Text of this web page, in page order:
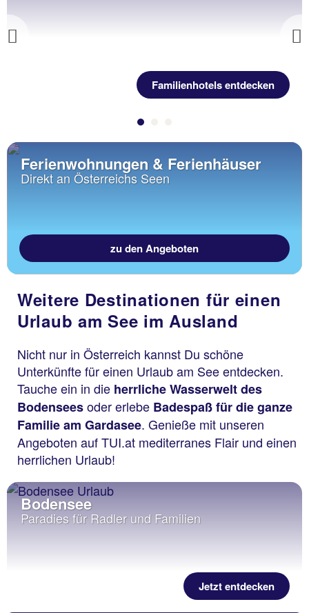
Previous
Familienhotels entdecken
Ferienwohnungen & Ferienhäuser
Direkt an Österreichs Seen
zu den Angeboten
Weitere Destinationen für einen
Urlaub am See im Ausland
Nicht nur in Österreich kannst Du schöne
Unterkünfte für einen Urlaub am See entdecken.
Tauche ein in die herrliche Wasserwelt des
Bodenseesoder erlebe Badespaß für die ganze
Familie am Gardasee. Genieße mit unseren
Angeboten auf TUI.at mediterranes Flair und einen
herrlichen Urlaub!
Bodensee
Paradies für Radler und Familien
Jetzt entdecken